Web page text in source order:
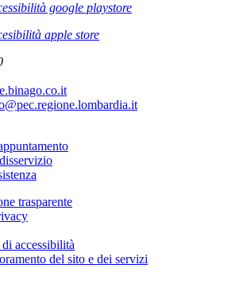
google playstore
apple store
trasparente
accessibilità
del sito e dei servizi